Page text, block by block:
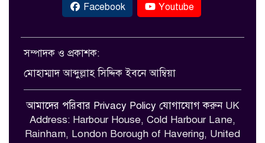
Facebook Youtube
সম্পাদক ও প্রকাশক:
মোহাম্মাদ আব্দুল্লাহ সিদ্দিক ইবনে আম্বিয়া
আমাদের পরিবার Privacy Policy যোগাযোগ করুনUK
Address: Harbour House, Cold Harbour Lane,
Rainham, London Borough of Havering, United